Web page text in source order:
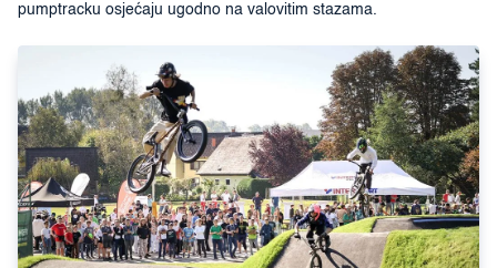
pumptracku osjećaju ugodno na valovitim stazama.